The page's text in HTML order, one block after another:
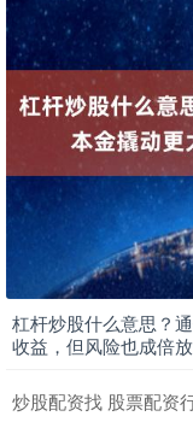
杠杆炒股什么意思？
收益，但风险也成倍放
炒股配资找 股票配资